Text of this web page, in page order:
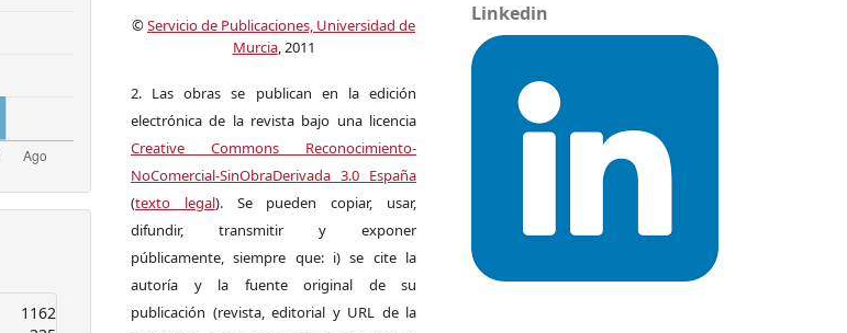
1162
©Servicio de Publicaciones, Universidad de
Murcia, 2011
2. Las obras se publican en la edición
electrónica de la revista bajo una licencia
Creative Commons Reconocimiento-
NoComercial-SinObraDerivada 3.0 España
(texto legal). Se pueden copiar, usar,
difundir, transmitir y exponer
públicamente, siempre que: i) se cite la
autoría y la fuente original de su
publicación (revista, editorial y URL de la
Linkedin